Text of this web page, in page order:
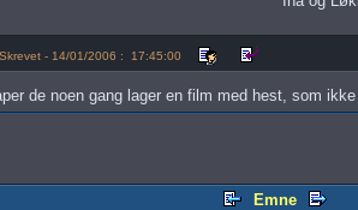
Skrevet - 14/01/2006 : 17:45:00
de noen gang lager en film med hest, som
Emne